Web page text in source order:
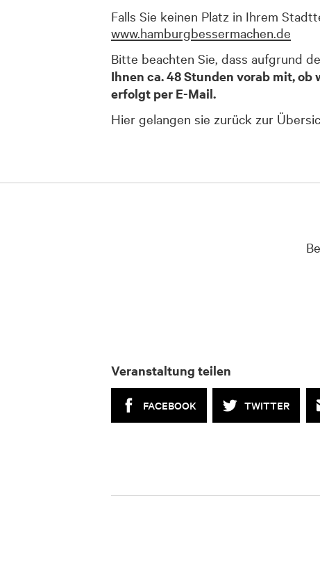
Falls Sie keinen Platz in Ihrem
www.hamburgbessermachen.de
Bitte beachten Sie, dass aufgrund
Ihnen ca. 48 Stunden vorab mit,
erfolgt per E-Mail.
Hier gelangen sie zurück zur
Veranstaltung teilen
FACEBOOK TWITTER